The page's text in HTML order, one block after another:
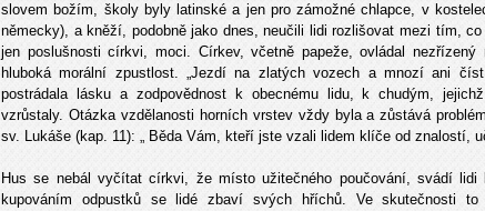
slovem božím, školy byly latinské a jen pro zámožné chlapce, v
německy), a kněží, podobně jako dnes, neučili lidi rozlišovat mezi tím,
jen poslušnosti církvi, moci. Církev, včetně papeže, ovládal nezřízený
hluboká morální zpustlost. „Jezdí na zlatých vozech a mnozí ani
postrádala lásku a zodpovědnost k obecnému lidu, k chudým,
vzrůstaly. Otázka vzdělanosti horních vrstev vždy byla a zůstává
sv. Lukáše (kap. 11): „ Běda Vám, kteří jste vzali lidem klíče od znalostí,
Hus se nebál vyčítat církvi, že místo užitečného poučování, svádí
kupováním odpustků se lidé zbaví svých hříchů. Ve skutečnosti